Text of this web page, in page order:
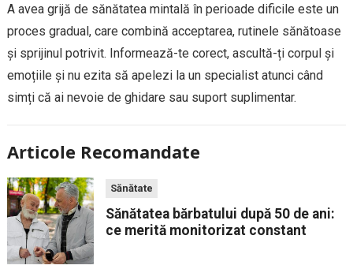
A avea grijă de sănătatea mintală în perioade dificile este un
proces gradual, care combină acceptarea, rutinele sănătoase
și sprijinul potrivit. Informează-te corect, ascultă-ți corpul și
emoțiile și nu ezita să apelezi la un specialist atunci când
simți că ai nevoie de ghidare sau suport suplimentar.
Articole Recomandate
Sănătate
Sănătatea bărbatului după 50 de ani:
ce merită monitorizat constant